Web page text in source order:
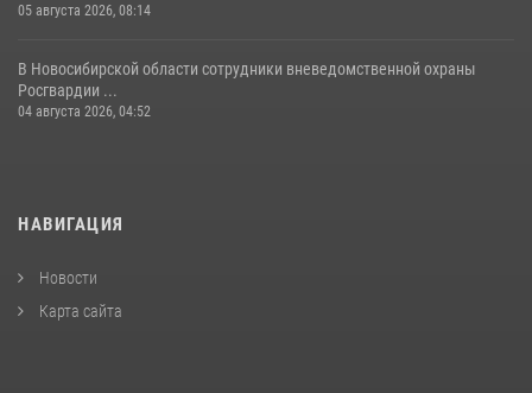
05 августа 2026, 08:14
В Новосибирской области сотрудники вневедомственной охраны
Росгвардии ...
04 августа 2026, 04:52
НАВИГАЦИЯ
Новости
Карта сайта